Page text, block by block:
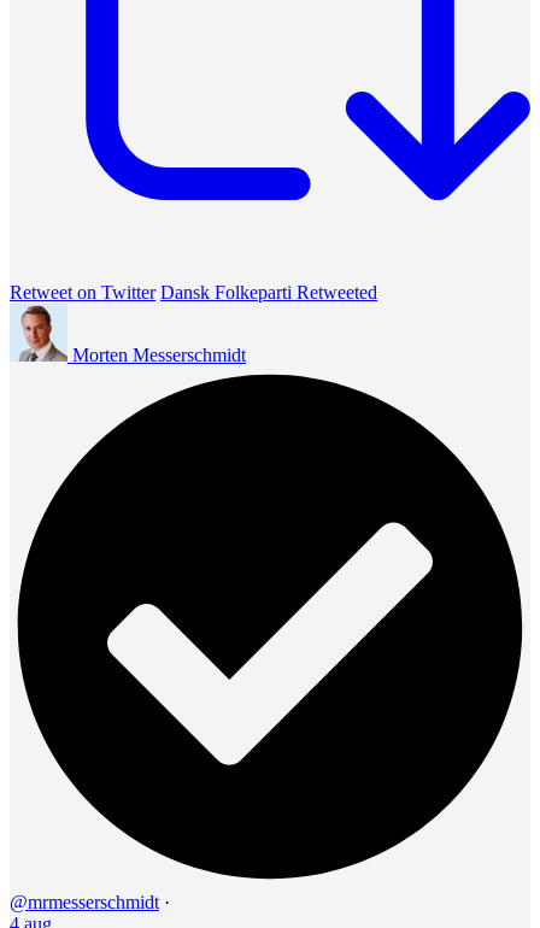
Retweet on Twitter Dansk Folkeparti Retweeted
Morten Messerschmidt
@mrmesserschmidt ·
4 aug